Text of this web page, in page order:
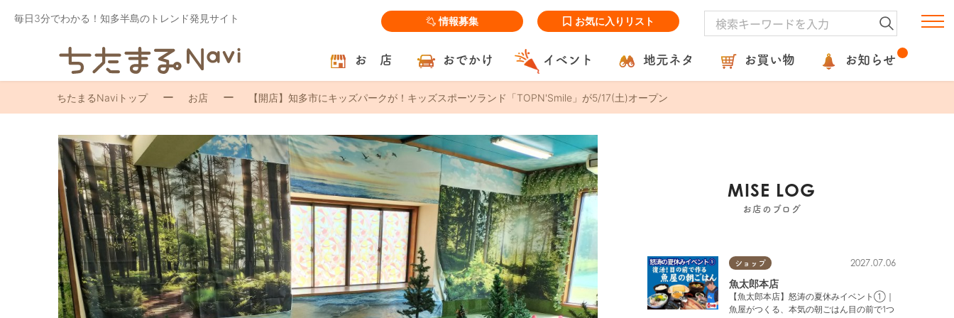
毎日3分でわかる！知多半島のトレンド発見サイト 情報募集 お気に入りリスト
お 店 おでかけ イベント 地元ネタ お買い物 お知らせ
ちたまるNaviトップ お店 【開店】知多市にキッズパークが！キッズスポーツランド「TOPN'Smile」が5/17(土)オープン
MISE LOG
お店のブログ
ショップ 2027.07.06
魚太郎本店
【魚太郎本店】怒涛の夏休みイベント①｜
魚屋がつくる、本気の朝ごはん目の前で1つ